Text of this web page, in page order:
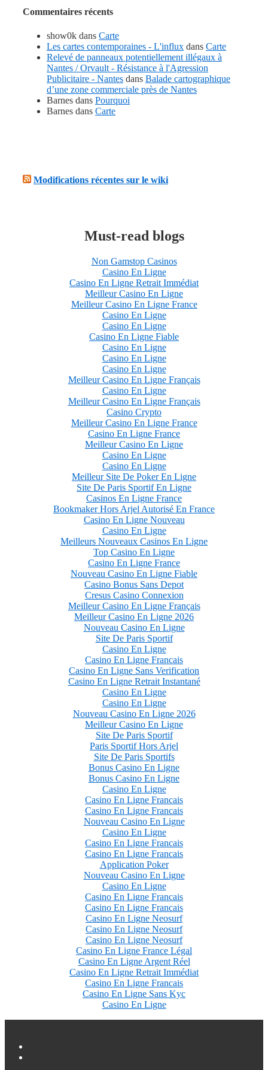
Commentaires récents
show0k dans Carte
Les cartes contemporaines - L'influx dans Carte
Relevé de panneaux potentiellement illégaux à
Nantes / Orvault - Résistance à l'Agression
Publicitaire - Nantes dans Balade cartographique
d’une zone commerciale près de Nantes
Barnes dans Pourquoi
Barnes dans Carte
Modifications récentes sur le wiki
Must-read blogs
Non Gamstop Casinos
Casino En Ligne
Casino En Ligne Retrait Immédiat
Meilleur Casino En Ligne
Meilleur Casino En Ligne France
Casino En Ligne
Casino En Ligne
Casino En Ligne Fiable
Casino En Ligne
Casino En Ligne
Casino En Ligne
Meilleur Casino En Ligne Français
Casino En Ligne
Meilleur Casino En Ligne Français
Casino Crypto
Meilleur Casino En Ligne France
Casino En Ligne France
Meilleur Casino En Ligne
Casino En Ligne
Casino En Ligne
Meilleur Site De Poker En Ligne
Site De Paris Sportif En Ligne
Casinos En Ligne France
Bookmaker Hors Arjel Autorisé En France
Casino En Ligne Nouveau
Casino En Ligne
Meilleurs Nouveaux Casinos En Ligne
Top Casino En Ligne
Casino En Ligne France
Nouveau Casino En Ligne Fiable
Casino Bonus Sans Depot
Cresus Casino Connexion
Meilleur Casino En Ligne Français
Meilleur Casino En Ligne 2026
Nouveau Casino En Ligne
Site De Paris Sportif
Casino En Ligne
Casino En Ligne Francais
Casino En Ligne Sans Verification
Casino En Ligne Retrait Instantané
Casino En Ligne
Casino En Ligne
Nouveau Casino En Ligne 2026
Meilleur Casino En Ligne
Site De Paris Sportif
Paris Sportif Hors Arjel
Site De Paris Sportifs
Bonus Casino En Ligne
Bonus Casino En Ligne
Casino En Ligne
Casino En Ligne Francais
Casino En Ligne Francais
Nouveau Casino En Ligne
Casino En Ligne
Casino En Ligne Francais
Casino En Ligne Francais
Application Poker
Nouveau Casino En Ligne
Casino En Ligne
Casino En Ligne Francais
Casino En Ligne Francais
Casino En Ligne Neosurf
Casino En Ligne Neosurf
Casino En Ligne Neosurf
Casino En Ligne France Légal
Casino En Ligne Argent Réel
Casino En Ligne Retrait Immédiat
Casino En Ligne Francais
Casino En Ligne Sans Kyc
Casino En Ligne